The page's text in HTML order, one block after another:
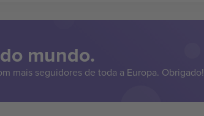
mundo.
mais seguidores de toda a Europa. Obrigado!